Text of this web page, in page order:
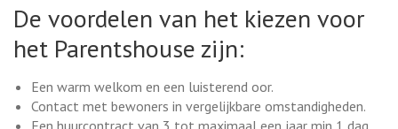
De voordelen van het kiezen voor
het Parentshouse zijn:
Een warm welkom en een luisterend oor.
Contact met bewoners in vergelijkbare omstandigheden.